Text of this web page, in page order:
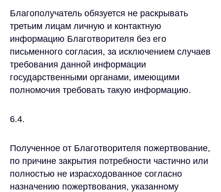
Благополучатель обязуется не раскрывать
третьим лицам личную и контактную
информацию Благотворителя без его
письменного согласия, за исключением случаев
требования данной информации
государственными органами, имеющими
полномочия требовать такую информацию.
6.4.
Полученное от Благотворителя пожертвование,
по причине закрытия потребности частично или
полностью не израсходованное согласно
назначению пожертвования, указанному